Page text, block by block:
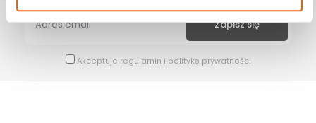
Akceptuje regulamin i politykę prywatności